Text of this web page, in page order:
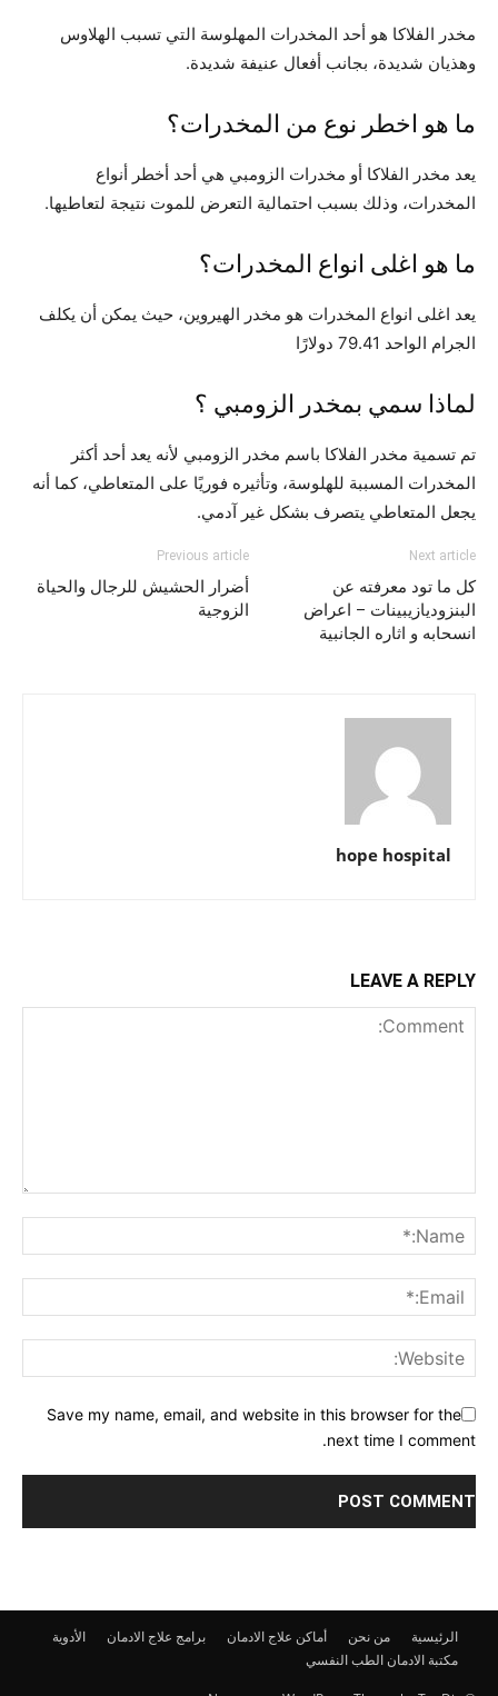
مخدر الفلاكا هو أحد المخدرات المهلوسة التي تسبب الهلاوس
وهذيان شديدة، بجانب أفعال عنيفة شديدة.
ما هو اخطر نوع من المخدرات؟
يعد مخدر الفلاكا أو مخدرات الزومبي هي أحد أخطر أنواع
المخدرات، وذلك بسبب احتمالية التعرض للموت نتيجة لتعاطيها.
ما هو اغلى انواع المخدرات؟
يعد اغلى انواع المخدرات هو مخدر الهيروين، حيث يمكن أن يكلف
الجرام الواحد 79.41 دولارًا
لماذا سمي بمخدر الزومبي ؟
تم تسمية مخدر الفلاكا باسم مخدر الزومبي لأنه يعد أحد أكثر
المخدرات المسببة للهلوسة، وتأثيره فوريًا على المتعاطي، كما أنه
يجعل المتعاطي يتصرف بشكل غير آدمي.
Previous article
أضرار الحشيش للرجال والحياة
الزوجية
Next article
كل ما تود معرفته عن
البنزوديازيبينات – اعراض
انسحابه و اثاره الجانبية
hope hospital
LEAVE A REPLY
Save my name, email, and website in this browser for the
next time I comment.
الرئيسية من نحن أماكن علاج الادمان برامج علاج الادمان
الأدوية
مكتبة الادمان الطب النفسي